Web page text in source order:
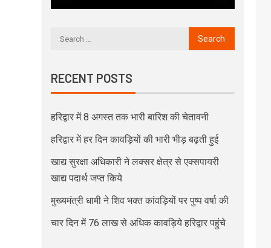
RECENT POSTS
हरिद्वार में 8 अगस्त तक भारी बारिश की चेतावनी
हरिद्वार में हर दिन कावड़ियों की भारी भीड़ बढ़ती हुई
खाद्य सुरक्षा अधिकारी ने लक्सर क्षेत्र से एक्सपायरी
खाद्य पदार्थ जप्त किये
मुख्यमंत्री धामी ने शिव भक्त कांवड़ियों पर पुष्प वर्षा की
चार दिन में 76 लाख से अधिक कावड़िये हरिद्वार पहुंचे